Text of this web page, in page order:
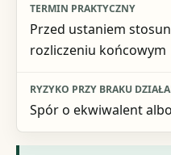
Przed ustaniem
rozliczeniu końcowym
Spór o ekwiwalent